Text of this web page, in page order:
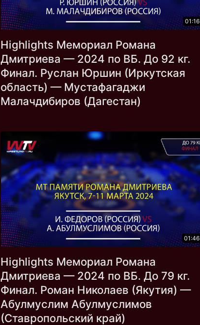
01:16
Highlights Мемориал Романа
Дмитриева — 2024 по ВБ. До 92 кг.
Финал. Руслан Юршин (Иркутская
область) — Мустафагаджи
Малачдибиров (Дагестан)
01:46
Highlights Мемориал Романа
Дмитриева — 2024 по ВБ. До 79 кг.
Финал. Роман Николаев (Якутия) —
Абулмуслим Абулмуслимов
(Ставропольский край)